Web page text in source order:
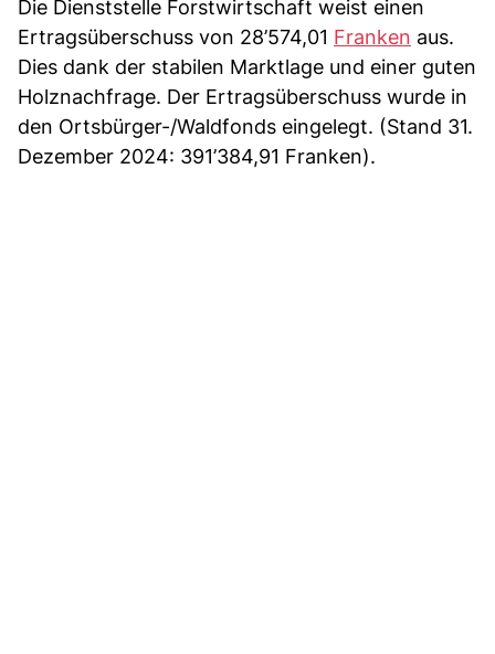
Die Dienststelle Forstwirtschaft weist einen
Ertragsüberschuss von 28’574,01 Franken aus.
Dies dank der stabilen Marktlage und einer guten
Holznachfrage. Der Ertragsüberschuss wurde in
den Ortsbürger-/Waldfonds eingelegt. (Stand 31.
Dezember 2024: 391’384,91 Franken).